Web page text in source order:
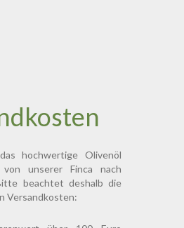
hochwertige Olivenöl
unserer Finca nach
beachtet deshalb die
Versandkosten: